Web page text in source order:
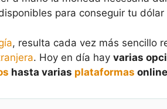
para conseguir tu
, resulta cada vez más sencillo
. Hoy en día hay varias
hasta varias plataformas